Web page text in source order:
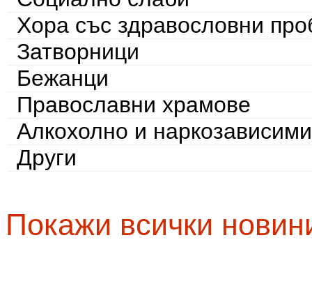
Хора със здравословни
Затворници
Бежанци
Православни храмове
Алкохолно и наркозависими
Други
Покажи всички